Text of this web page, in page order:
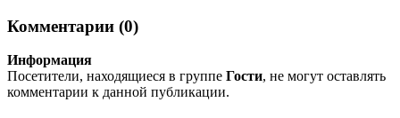
Комментарии (0)
Информация
Посетители, находящиеся в группе Гости, не могут оставлять
комментарии к данной публикации.